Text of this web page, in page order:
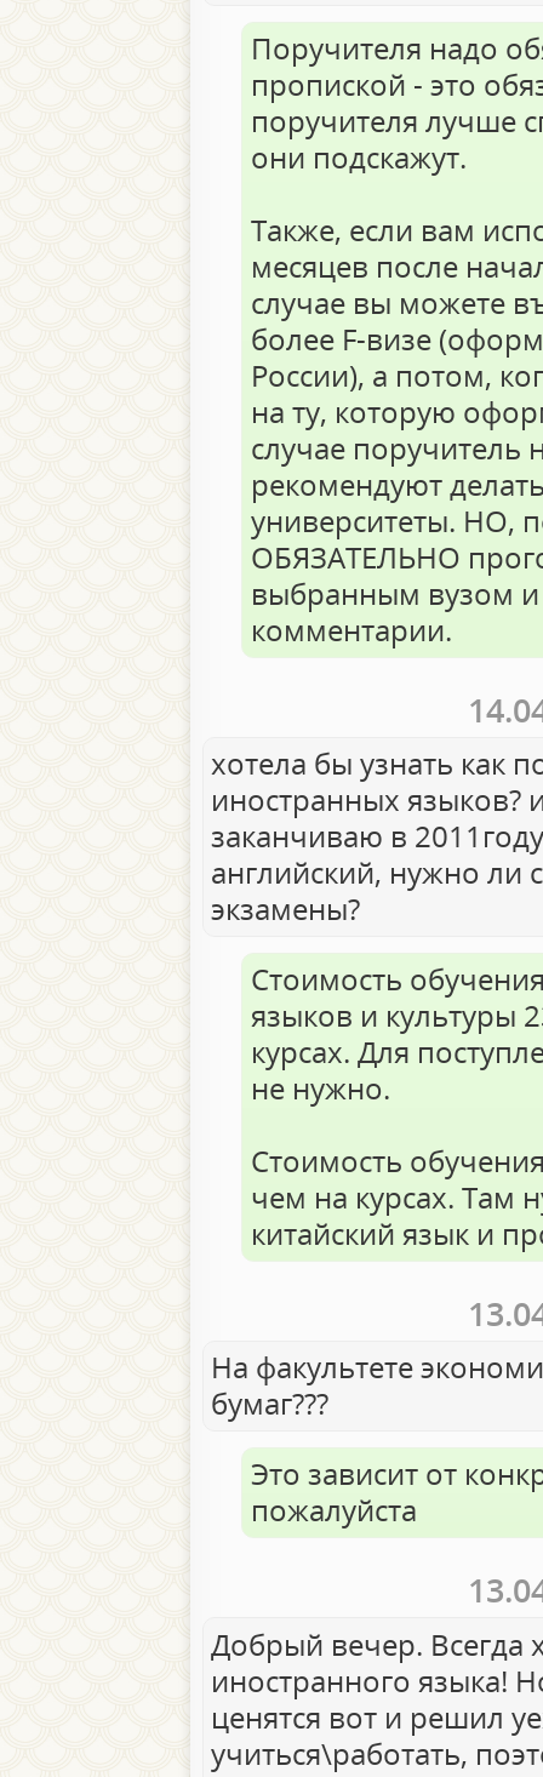
Поручителя надо
пропиской - это
поручителя лучше
они подскажут.
Также, если вам
месяцев после
случае вы можете
более F-визе
России), а потом,
на ту, которую
случае поручитель
рекомендуют
университеты. НО,
ОБЯЗАТЕЛЬНО
выбранным вузом и
комментарии.
хотела бы узнать как
иностранных языков?
заканчиваю в
английский, нужно ли
экзамены?
Стоимость
языков и культуры
курсах. Для
не нужно.
Стоимость
чем на курсах. Там
китайский язык и
На факультете
бумаг???
Это зависит от
пожалуйста
Добрый вечер. Всегда
иностранного языка!
ценятся вот и решил
учиться\работать,